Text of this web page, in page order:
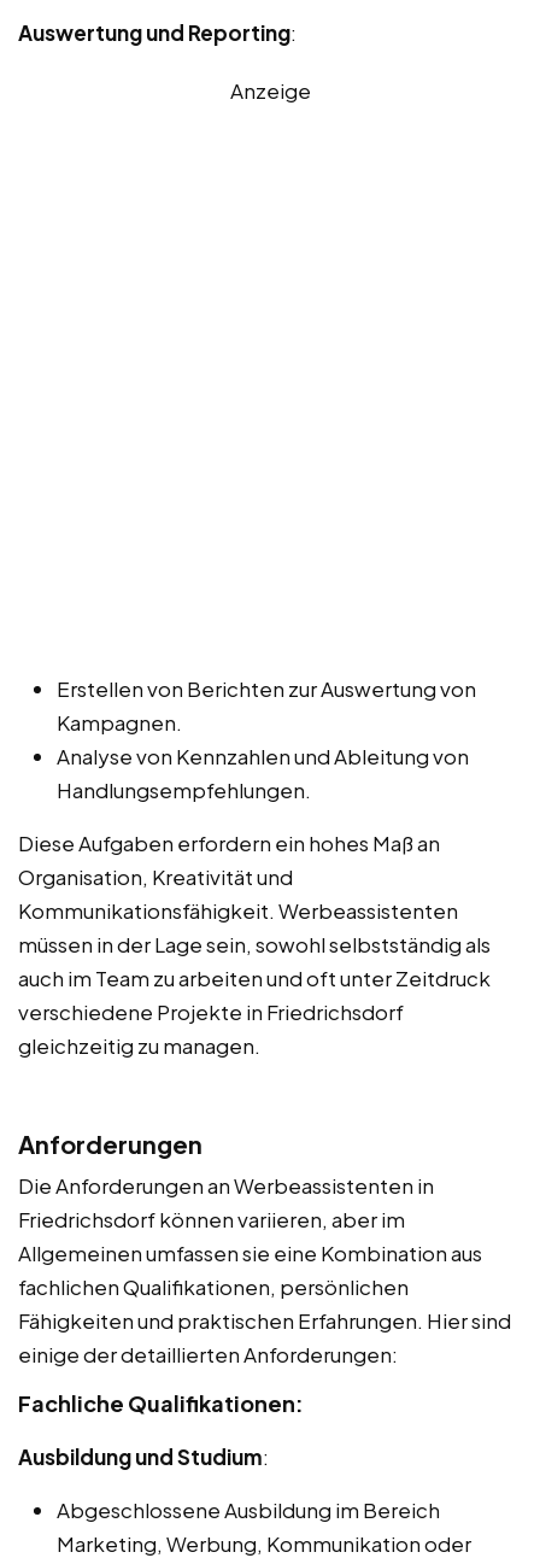
Auswertung und Reporting:
Anzeige
Erstellen von Berichten zur Auswertung von
Kampagnen.
Analyse von Kennzahlen und Ableitung von
Handlungsempfehlungen.
Diese Aufgaben erfordern ein hohes Maß an
Organisation, Kreativität und
Kommunikationsfähigkeit. Werbeassistenten
müssen in der Lage sein, sowohl selbstständig als
auch im Team zu arbeiten und oft unter Zeitdruck
verschiedene Projekte in Friedrichsdorf
gleichzeitig zu managen.
Anforderungen
Die Anforderungen an Werbeassistenten in
Friedrichsdorf können variieren, aber im
Allgemeinen umfassen sie eine Kombination aus
fachlichen Qualifikationen, persönlichen
Fähigkeiten und praktischen Erfahrungen. Hier sind
einige der detaillierten Anforderungen:
Fachliche Qualifikationen:
Ausbildung und Studium:
Abgeschlossene Ausbildung im Bereich
Marketing, Werbung, Kommunikation oder